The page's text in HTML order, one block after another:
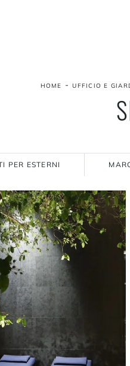
HOME -UFFICIO E
PER ESTERNI